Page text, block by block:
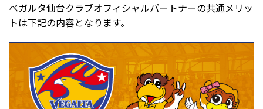
ベガルタ仙台クラブオフィシャルパートナーの共通メリッ
トは下記の内容となります。